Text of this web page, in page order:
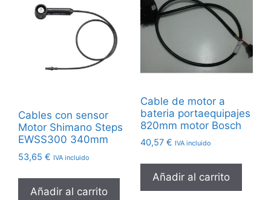
Cables con sensor
Motor Shimano Steps
EWSS300 340mm
53,65 € IVA incluido
Añadir al carrito
Cable de motor a
bateria portaequipajes
820mm motor Bosch
40,57 € IVA incluido
Añadir al carrito